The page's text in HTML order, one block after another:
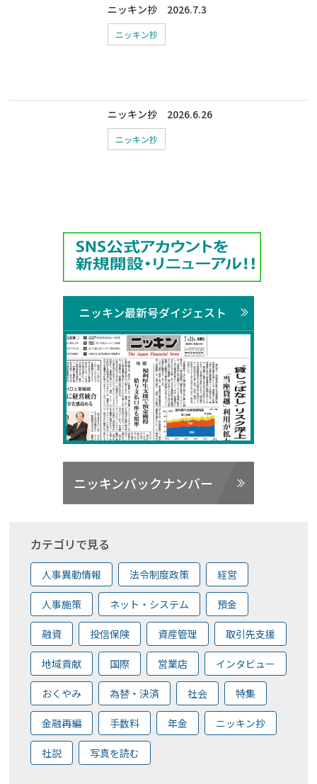
ニッキン抄 2026.7.3
ニッキン抄
ニッキン抄 2026.6.26
ニッキン抄
ニッキン最新号ダイジェスト
ニッキンバックナンバー
カテゴリで見る
人事異動情報 法令制度政策 経営
人事施策 ネット・システム 預金
融資 投信保険 資産管理 取引先支援
地域貢献 国際 営業店 インタビュー
おくやみ 為替・決済 社会 特集
金融再編 手数料 年金 ニッキン抄
社説 写真を読む